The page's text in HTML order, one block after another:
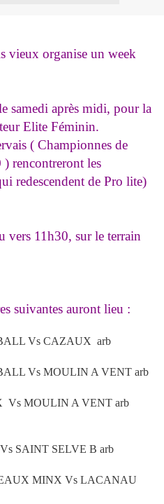
vieux organise un week
samedi après midi, pour la
Elite Féminin.
( Championnes de
rencontreront les
redescendent de Pro lite)
vers 11h30, sur le terrain
suivantes auront lieu :
Vs CAZAUX arb
Vs MOULIN A VENT arb
Vs MOULIN A VENT arb
SAINT SELVE B arb
MINX Vs LACANAU